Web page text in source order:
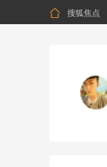
 搜狐焦点